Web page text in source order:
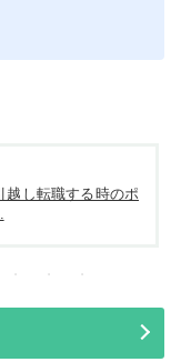
越し転職する時のポ